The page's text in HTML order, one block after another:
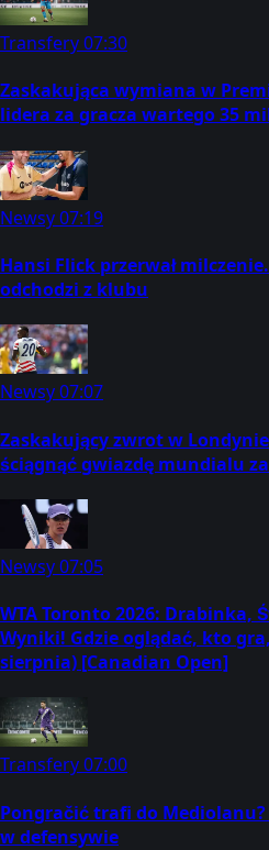
Transfery07:30
Zaskakująca wymiana w
lidera za gracza wartego 35
Newsy07:19
Hansi Flick przerwał
odchodzi z klubu
Newsy07:07
Zaskakujący zwrot w
ściągnąć gwiazdę mundialu
Newsy07:05
WTA Toronto 2026: Drabinka,
Wyniki! Gdzie oglądać, kto
sierpnia) [Canadian Open]
Transfery07:00
Pongračić trafi do
w defensywie